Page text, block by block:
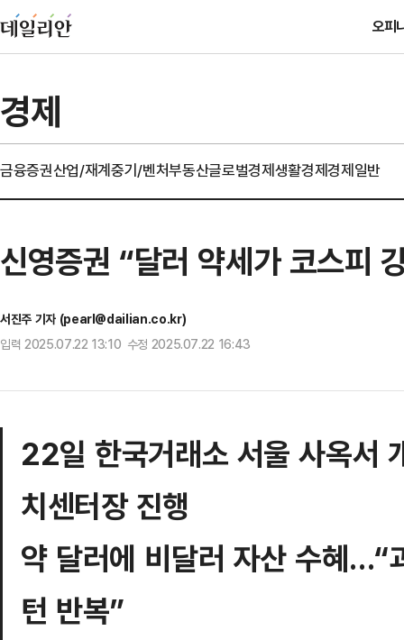
오피
경제
금융증권산업/재계중기/벤처부동산글로벌경제생활경제경제일반
신영증권 “달러 약세가 코스피
서진주 기자 (pearl@dailian.co.kr)
입력 2025.07.22 13:10 수정 2025.07.22 16:43
22일 한국거래소 서울 사옥서
치센터장 진행
약 달러에 비달러 자산 수혜…“
턴 반복”